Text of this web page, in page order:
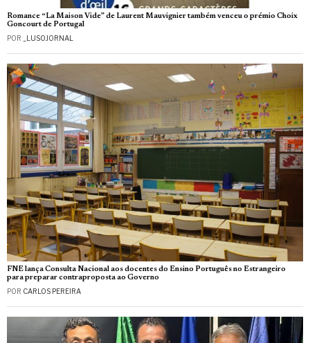
Romance “La Maison Vide” de Laurent Mauvignier também venceu o prémio Choix
Goncourt de Portugal
POR _LUSOJORNAL
FNE lança Consulta Nacional aos docentes do Ensino Português no Estrangeiro
para preparar contraproposta ao Governo
POR CARLOS PEREIRA